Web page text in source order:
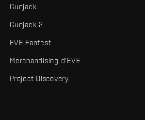
Gunjack
Gunjack 2
EVE Fanfest
Merchandising d'EVE
Project Discovery